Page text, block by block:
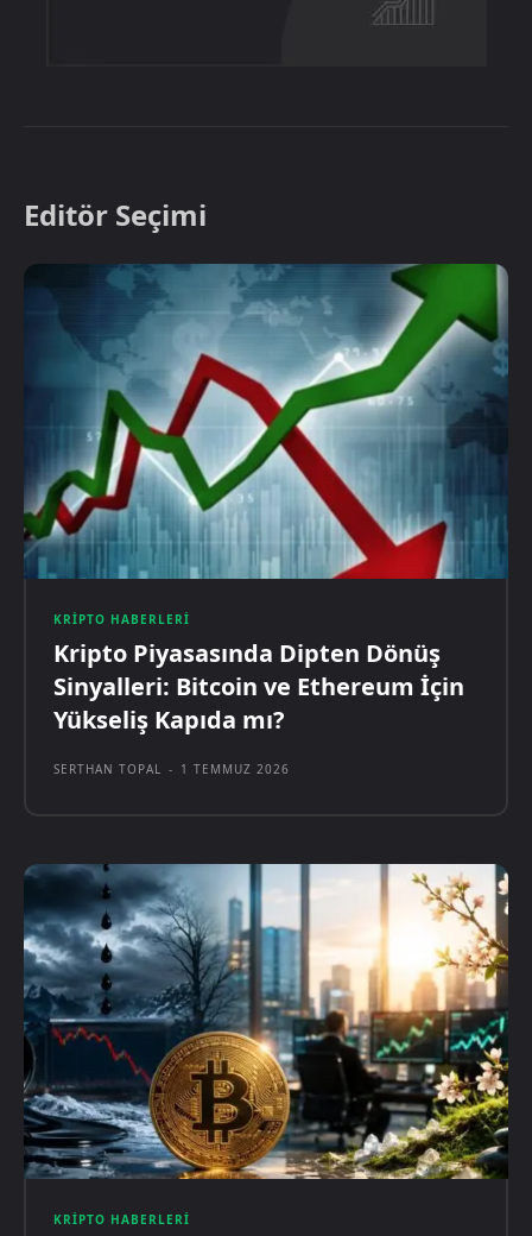
Editör Seçimi
KRIPTO HABERLERI
Kripto Piyasasında Dipten Dönüş
Sinyalleri: Bitcoin ve Ethereum İçin
Yükseliş Kapıda mı?
SERTHAN TOPAL - 1 TEMMUZ 2026
KRIPTO HABERLERI